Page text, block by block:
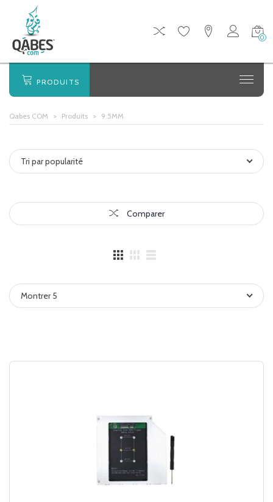
0
PRODUITS
Qabes COM > Produits > 9.5MM
Tri par popularité
Comparer
Montrer 5